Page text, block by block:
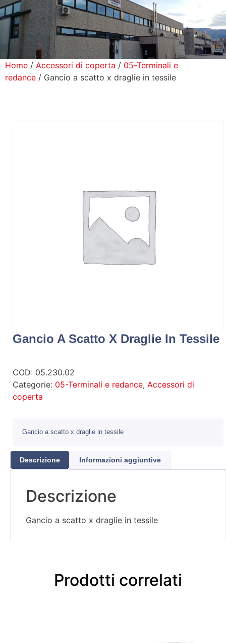
Prodotti
Home / Accessori di coperta / 05-Terminali e
redance / Gancio a scatto x draglie in tessile
Gancio A Scatto X Draglie In Tessile
COD: 05.230.02
Categorie: 05-Terminali e redance, Accessori di
coperta
Gancio a scatto x draglie in tessile
Descrizione Informazioni aggiuntive
Descrizione
Gancio a scatto x draglie in tessile
Prodotti correlati